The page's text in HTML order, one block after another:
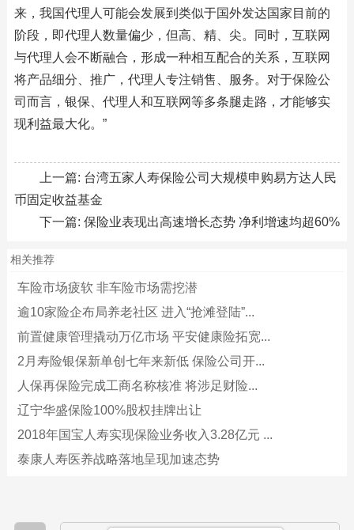
来，我国代理人可能会发展到类似于国外发达国家目前的
阶段，即代理人数量偏少，但高、精、尖。同时，互联网
与代理人会不断融合，形成一种相互配合的关系，互联网
将产品细分、推广，代理人专注销售、服务。对于保险公
司而言，银保、代理人和互联网等多条腿走路，才能够实
现利益最大化。”
上一篇: 台湾五家人寿保险公司大规模申购易方达人民
币固定收益基金
下一篇: 保险业表现出高速增长态势 净利增速均超60%
相关推荐
车险市场疲软 非车险市场需挖潜
逾10家险企布局养老社区 进入“抢滩登陆”...
前置健康管理撬动万亿市场 平安健康险拓宽...
2月寿险银保新单创七年来新低 保险公司开...
人保再保险完成工商名称核准 将涉足财险...
辽宁华盛保险100%股权挂牌出让
2018年国宝人寿实现保险业务收入3.28亿元 ...
泰康人寿医养战略落地呈现加速态势